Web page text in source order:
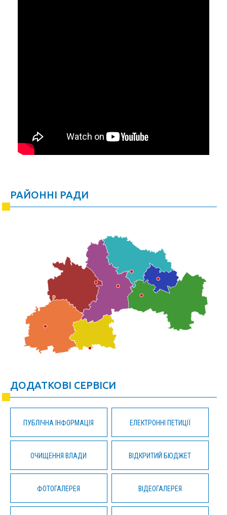
РАЙОННІ РАДИ
ДОДАТКОВІ СЕРВІСИ
ПУБЛІЧНА ІНФОРМАЦІЯ ЕЛЕКТРОННІ ПЕТИЦІЇ
ОЧИЩЕННЯ ВЛАДИ ВІДКРИТИЙ БЮДЖЕТ
ФОТОГАЛЕРЕЯ ВІДЕОГАЛЕРЕЯ